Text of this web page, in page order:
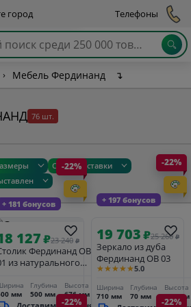
город Телефоны
› Мебель Фердинанд ↴
76 шт.
Сроки доставки
+ 181 бонусов
-22%
127₽23 240 ₽
Фердинанд ОВ
мм
Глубина
500 мм
Высота
676 мм
+ 197 бонусов
-22%
19 703₽25 260 ₽
Зеркало из дуба
Фердинанд ОВ 03
★★★★★5.0
Ширина
710 мм
Глубина
70 мм
Высота
900 мм
-22% -22%